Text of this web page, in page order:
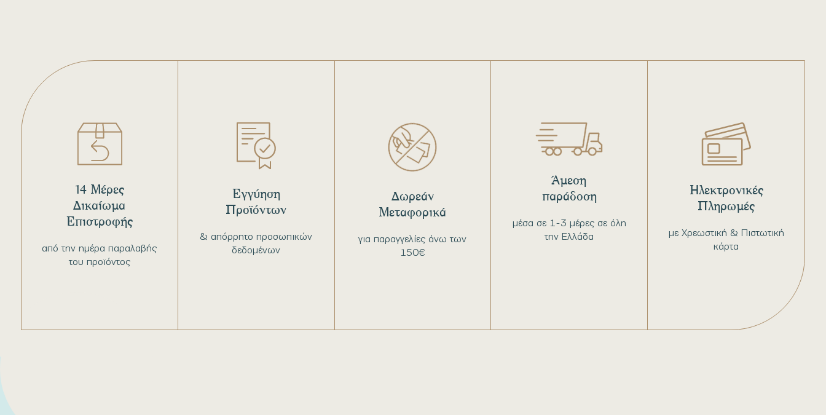
από την ημέρα παραλαβής
του προϊόντος
14 Μέρες
Δικαίωμα
Επιστροφής
& απόρρητο προσωπικών
δεδομένων
Εγγύηση
Προϊόντων
για παραγγελίες άνω των
150€
Δωρεάν
Μεταφορικά
μέσα σε 1-3 μέρες σε όλη
την Ελλάδα
Άμεση
παράδοση
με Χρεωστική & Πιστωτική
κάρτα
Ηλεκτρονικές
Πληρωμές